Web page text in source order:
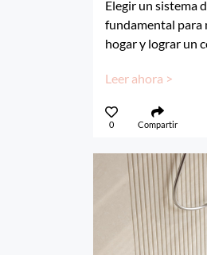
Elegir un sistema
fundamental para
hogar y lograr un
Leer ahora >
0 Compartir